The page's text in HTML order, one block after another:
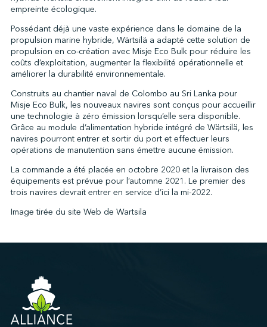
↩︎
empreinte écologique.
Possédant déjà une vaste expérience dans le domaine de la
propulsion marine hybride, Wärtsilä a adapté cette solution de
propulsion en co-création avec Misje Eco Bulk pour réduire les
coûts d’exploitation, augmenter la flexibilité opérationnelle et
améliorer la durabilité environnementale.
Construits au chantier naval de Colombo au Sri Lanka pour
Misje Eco Bulk, les nouveaux navires sont conçus pour accueillir
une technologie à zéro émission lorsqu’elle sera disponible.
Grâce au module d’alimentation hybride intégré de Wärtsilä, les
navires pourront entrer et sortir du port et effectuer leurs
opérations de manutention sans émettre aucune émission.
La commande a été placée en octobre 2020 et la livraison des
équipements est prévue pour l’automne 2021. Le premier des
trois navires devrait entrer en service d’ici la mi-2022.
Image tirée du site Web de Wartsila